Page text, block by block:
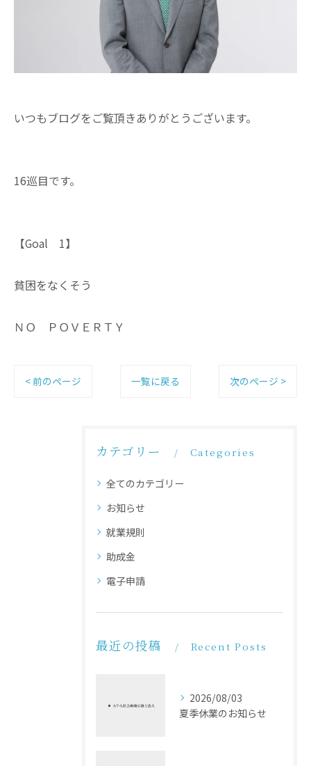
いつもブログをご覧頂きありがとうございます。
16巡目です。
【Goal 1】
貧困をなくそう
ＮＯ ＰＯＶＥＲＴＹ
< 前のページ 一覧に戻る 次のページ >
カテゴリー Categories
全てのカテゴリー
お知らせ
就業規則
助成金
電子申請
最近の投稿 Recent Posts
2026/08/03
夏季休業のお知らせ